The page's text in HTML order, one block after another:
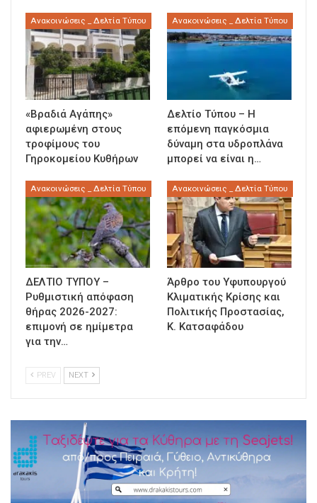
Ανακοινώσεις _ Δελτία Τύπου
«Βραδιά Αγάπης»
αφιερωμένη στους
τροφίμους του
Γηροκομείου Κυθήρων
Ανακοινώσεις _ Δελτία Τύπου
Δελτίο Τύπου – Η
επόμενη παγκόσμια
δύναμη στα υδροπλάνα
μπορεί να είναι η…
Ανακοινώσεις _ Δελτία Τύπου
ΔΕΛΤΙΟ ΤΥΠΟΥ –
Ρυθμιστική απόφαση
θήρας 2026-2027:
επιμονή σε ημίμετρα
για την…
Ανακοινώσεις _ Δελτία Τύπου
Άρθρο του Υφυπουργού
Κλιματικής Κρίσης και
Πολιτικής Προστασίας,
Κ. Κατσαφάδου
PREV NEXT